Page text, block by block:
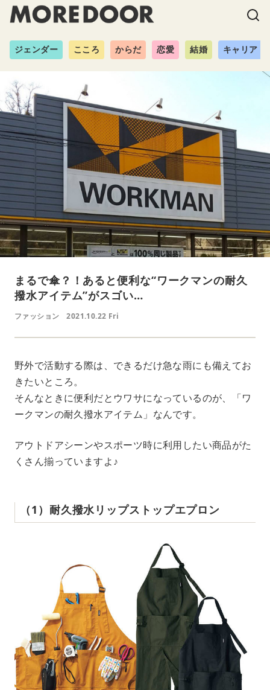
ジェンダー こころ からだ 恋愛 結婚 キャリア
まるで傘？！あると便利な“ワークマンの耐久
撥水アイテム”がスゴい…
ファッション 2021.10.22 Fri
野外で活動する際は、できるだけ急な雨にも備えてお
きたいところ。
そんなときに便利だとウワサになっているのが、「ワ
ークマンの耐久撥水アイテム」なんです。
アウトドアシーンやスポーツ時に利用したい商品がた
くさん揃っていますよ♪
（1）耐久撥水リップストップエプロン